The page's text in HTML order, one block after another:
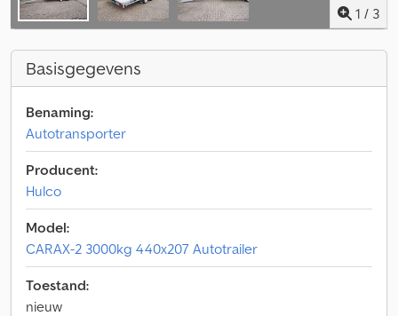
1 / 3
Basisgegevens
Benaming:
Autotransporter
Producent:
Hulco
Model:
CARAX-2 3000kg 440x207 Autotrailer
Toestand:
nieuw